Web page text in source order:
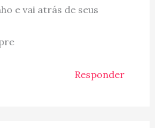
e vai atrás de seus
Responder